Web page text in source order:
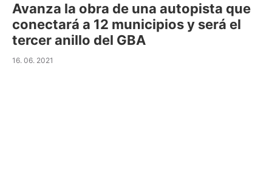
Avanza la obra de una autopista que
conectará a 12 municipios y será el
tercer anillo del GBA
16. 06. 2021